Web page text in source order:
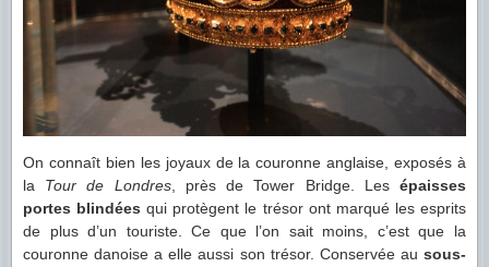
On connaît bien les joyaux de la couronne anglaise, exposés à
la Tour de Londres, près de Tower Bridge. Lesépaisses
portes blindées qui protègent le trésor ont marqué les esprits
de plus d’un touriste. Ce que l’on sait moins, c’est que la
couronne danoise a elle aussi son trésor. Conservée au sous-